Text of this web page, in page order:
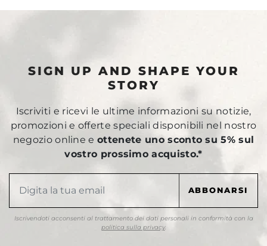
SIGN UP AND SHAPE YOUR
STORY
Iscriviti e ricevi le ultime informazioni su notizie,
promozioni e offerte speciali disponibili nel nostro
negozio online eottenete uno sconto su 5% sul
vostro prossimo acquisto.*
Iscrivendoti acconsenti al trattamento dei dati personali in conformità con la
politica sulla privacy.